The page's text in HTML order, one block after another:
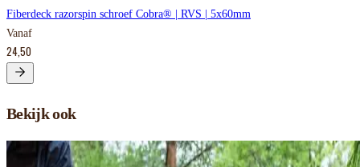
Fiberdeck razorspin schroef Cobra® | RVS | 5x60mm
Vanaf
24,50
Bekijk ook